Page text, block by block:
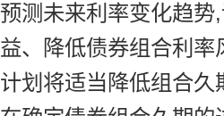
预测未来利率变化趋
益、降低债券组合利
计划将适当降低组合